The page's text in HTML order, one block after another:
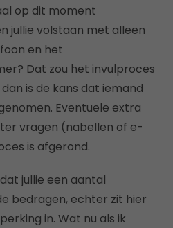
op dit moment
jullie volstaan met alleen
en het
Dat zou het invulproces
is de kans dat iemand
Eventuele extra
vragen (nabellen of e-
is afgerond.
jullie een aantal
bedragen, echter zit hier
in. Wat nu als ik